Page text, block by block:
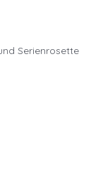
Serienrosette